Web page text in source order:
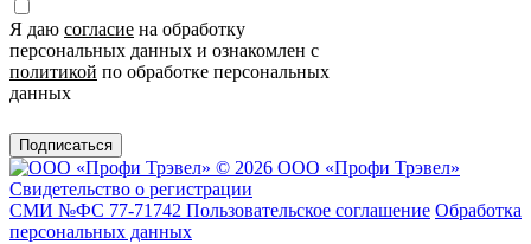
Я даю согласие на обработку
персональных данных и ознакомлен с
политикой по обработке персональных
данных
Подписаться
© 2026 ООО «Профи Трэвeл»
Свидетельство о регистрации
СМИ №ФС 77-71742 Пользовательское соглашение Обработка
персональных данных